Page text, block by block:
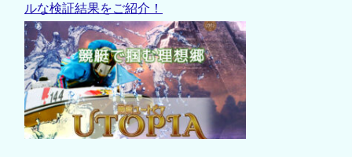
ルな検証結果をご紹介！